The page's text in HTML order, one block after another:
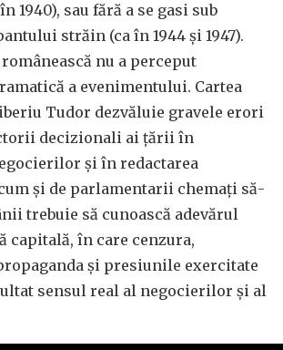
1940), sau fără a se gasi sub
străin (ca în 1944 și 1947).
nu a perceput
a evenimentului. Cartea
Tudor dezvăluie gravele erori
decizionali ai țării în
și în redactarea
și de parlamentarii chemați să-
trebuie să cunoască adevărul
capitală, în care cenzura,
și presiunile exercitate
sensul real al negocierilor și al